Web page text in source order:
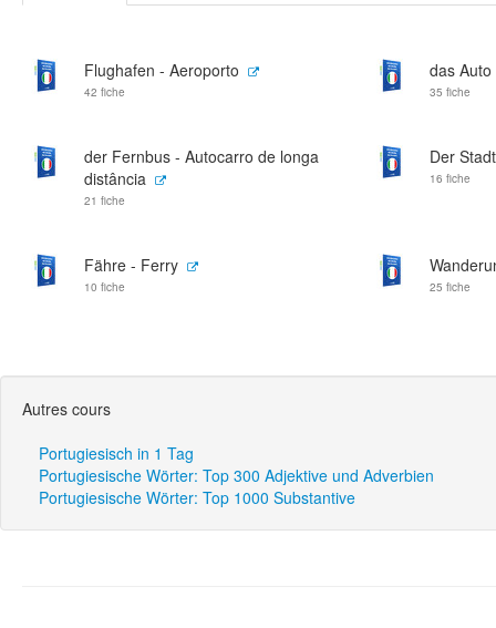
Flughafen - Aeroporto
42 fiche
das
35 fiche
der Fernbus - Autocarro de longa
distância
21 fiche
Der
16 fiche
Fähre - Ferry
10 fiche 25 fiche
Autres cours
Portugiesisch in 1 Tag
Portugiesische Wörter: Top 300 Adjektive und Adverbien
Portugiesische Wörter: Top 1000 Substantive